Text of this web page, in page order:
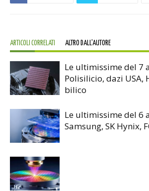
ARTICOLI CORRELATI ALTRO DALL'AUTORE
Le ultimissime del 7
Polisilicio, dazi USA,
bilico
Le ultimissime del 6
Samsung, SK Hynix,